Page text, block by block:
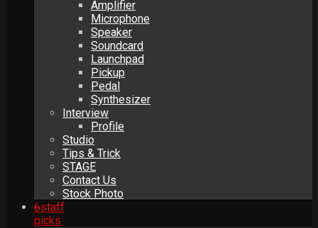
Amplifier
Microphone
Speaker
Soundcard
Launchpad
Pickup
Pedal
Synthesizer
Interview
Profile
Studio
Tips & Trick
STAGE
Contact Us
Stock Photo
6staff
picks